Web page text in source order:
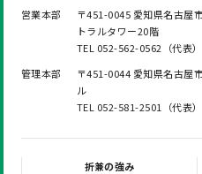
営業本部
〒451-0045 愛知県名古屋
トラルタワー20階
TEL 052-562-0562（代表
管理本部
〒451-0044 愛知県名古屋
ル
TEL 052-581-2501（代表
折兼の強み